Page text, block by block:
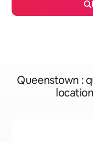
Queenstown :